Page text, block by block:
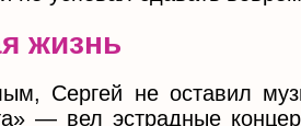
жизнь
Сергей не оставил
— вел эстрадные